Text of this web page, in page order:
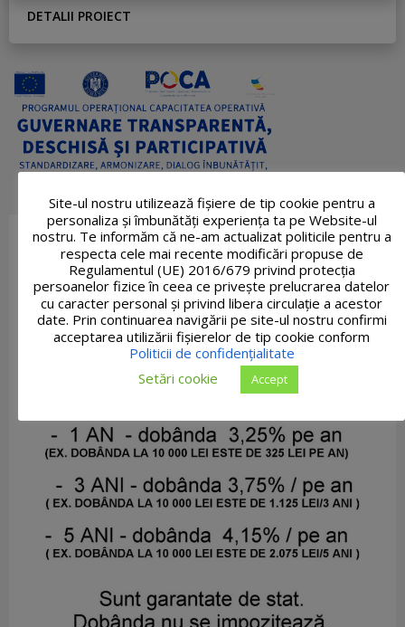
DETALII PROIECT
Site-ul nostru utilizează fişiere de tip cookie pentru a
personaliza și îmbunătăți experiența ta pe Website-ul
nostru. Te informăm că ne-am actualizat politicile pentru a
respecta cele mai recente modificări propuse de
Regulamentul (UE) 2016/679 privind protecția
persoanelor fizice în ceea ce privește prelucrarea datelor
cu caracter personal și privind libera circulație a acestor
date. Prin continuarea navigării pe site-ul nostru confirmi
acceptarea utilizării fişierelor de tip cookie conform
Politicii de confidențialitate
Setări cookie
Accept